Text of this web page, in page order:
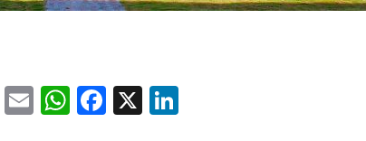
EmailWhatsApp
Facebook
X